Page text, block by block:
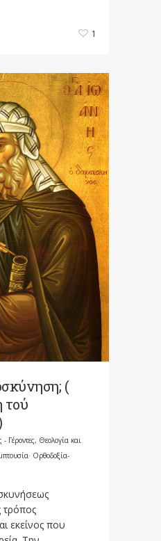
1
(
τού
- Γέροντες, Θεολογία και
Ορθοδοξία-
εκείνος που